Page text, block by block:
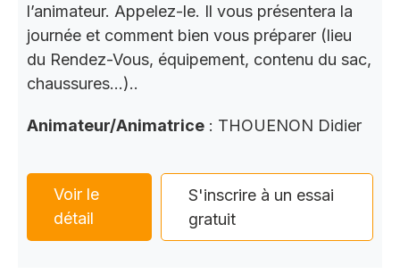
l’animateur. Appelez-le. Il vous présentera la
journée et comment bien vous préparer (lieu
du Rendez-Vous, équipement, contenu du sac,
chaussures…)..
Animateur/Animatrice : THOUENON Didier
Voir le
détail
S'inscrire à un essai
gratuit